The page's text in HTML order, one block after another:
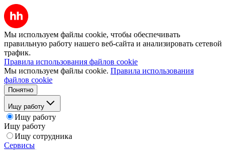
Мы используем файлы cookie, чтобы обеспечивать
правильную работу нашего веб-сайта и анализировать сетевой
трафик.
Правила использования файлов cookie
Мы используем файлы cookie. Правила использования
файлов cookie
Понятно
Ищу работу
Ищу работу
Ищу работу
Ищу сотрудника
Сервисы